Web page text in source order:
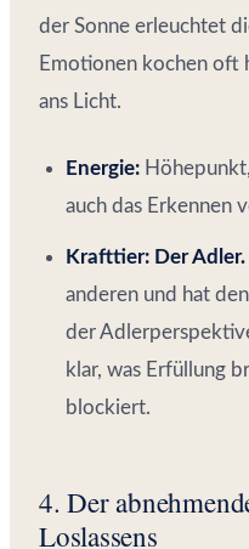
der Sonne erleuchtet
Emotionen kochen oft
ans Licht.
Energie:
auch das Erkennen
Krafttier: Der Adler.
anderen und hat
der
klar, was Erfüllung
blockiert.
4. Der
Loslassens